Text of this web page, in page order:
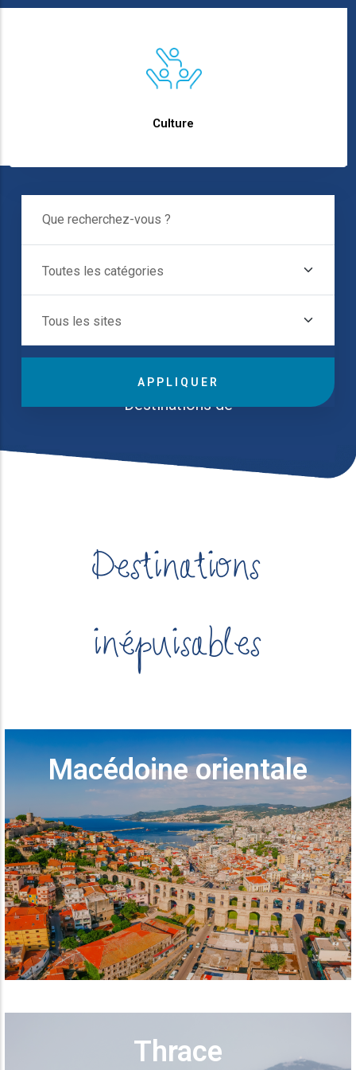
Culture
Que Recherchez-
Toutes Les
Tous Les Sites
Destinations
inépuisables
Macédoine orientale
Destinations de
Thrace